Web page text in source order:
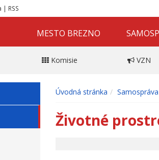
| RSS
MESTO BREZNO
Komisie VZN
Úvodná stránka Samospráva
Životné